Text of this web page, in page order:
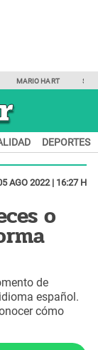
MARIO HART
DEPORTES
AGO 2022 | 16:27 H
o
de
español.
cómo